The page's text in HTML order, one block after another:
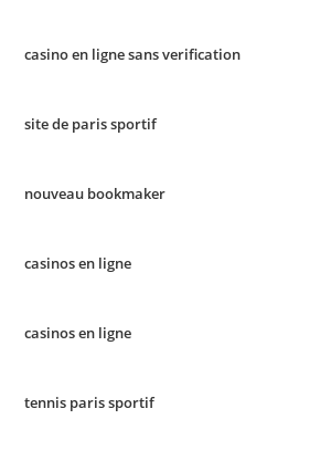
casino en ligne sans verification
site de paris sportif
nouveau bookmaker
casinos en ligne
casinos en ligne
tennis paris sportif